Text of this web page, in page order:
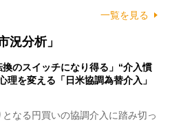
一覧を見る
況分析」
換のスイッチになり得る」“介入慣
理を変える「日米協調為替介入」
なる円買いの協調介入に踏み切っ